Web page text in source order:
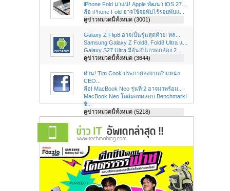
iPhone Fold มาแน่! Apple พัฒนา iOS 27...
ลือ iPhone Fold อาจใช้จอพับไร้รอยพับแ...
ดูข่าวหมวดนี้ทั้งหมด (3001)
Galaxy Z Flip8 อาจเป็นรุ่นสุดท้าย! หล...
Samsung Galaxy Z Fold8, Fold8 Ultra แ...
Galaxy S27 Ultra มีลุ้นอัปเกรดกล้อง 2...
ดูข่าวหมวดนี้ทั้งหมด (3644)
ด่วน! Tim Cook ประกาศลงจากตำแหน่ง
CEO...
ลือ! MacBook Neo รุ่นที่ 2 อาจมาพร้อม...
MacBook Neo โผล่ผลทดสอบ Benchmark!
ชิ...
ดูข่าวหมวดนี้ทั้งหมด (5218)